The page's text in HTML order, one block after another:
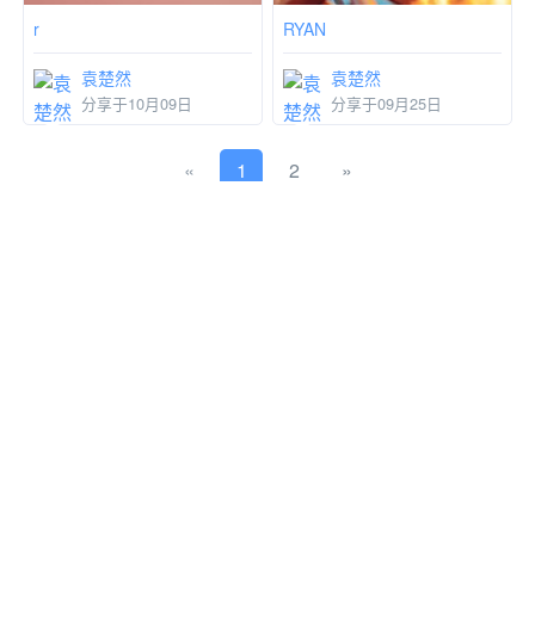
r
袁楚然
分享于10月09日
RYAN
袁楚然
分享于09月25日
«上一页
1 2 »下一页